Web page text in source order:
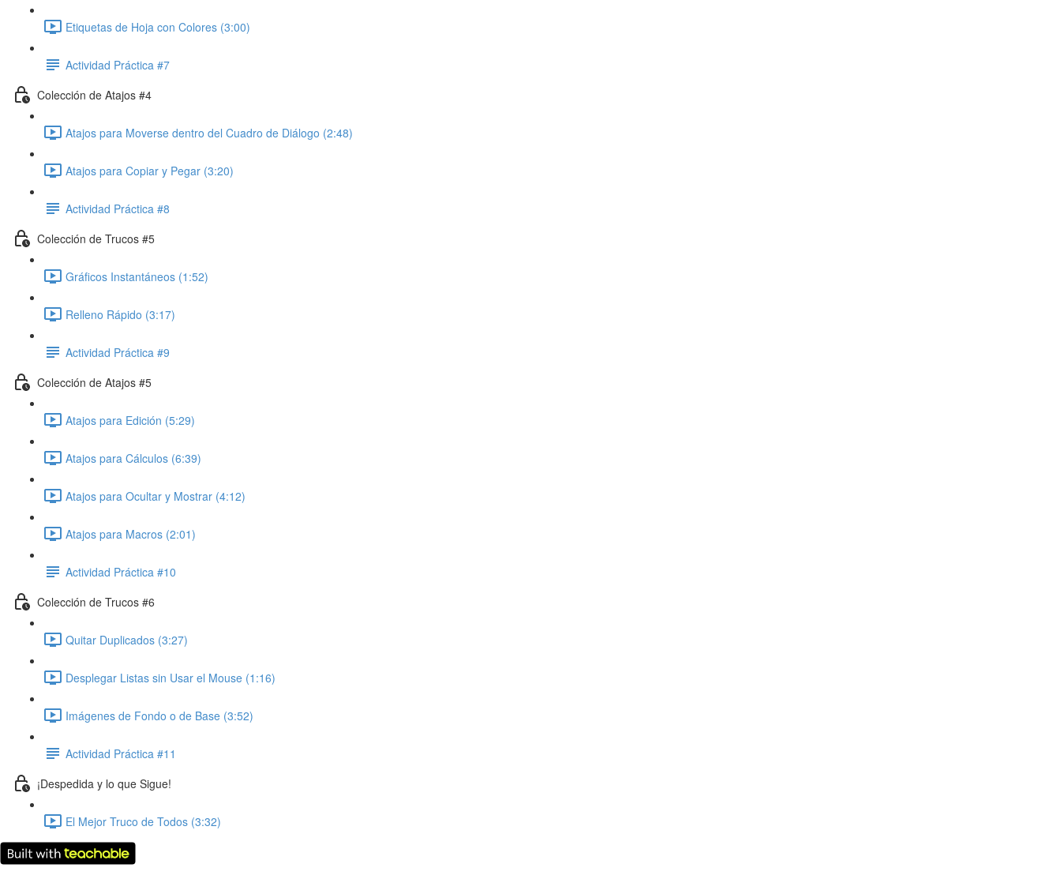
Etiquetas de Hoja con Colores (3:00)
Actividad Práctica #7
Colección de Atajos #4
Atajos para Moverse dentro del Cuadro de Diálogo (2:48)
Atajos para Copiar y Pegar (3:20)
Actividad Práctica #8
Colección de Trucos #5
Gráficos Instantáneos (1:52)
Relleno Rápido (3:17)
Actividad Práctica #9
Colección de Atajos #5
Atajos para Edición (5:29)
Atajos para Cálculos (6:39)
Atajos para Ocultar y Mostrar (4:12)
Atajos para Macros (2:01)
Actividad Práctica #10
Colección de Trucos #6
Quitar Duplicados (3:27)
Desplegar Listas sin Usar el Mouse (1:16)
Imágenes de Fondo o de Base (3:52)
Actividad Práctica #11
¡Despedida y lo que Sigue!
El Mejor Truco de Todos (3:32)